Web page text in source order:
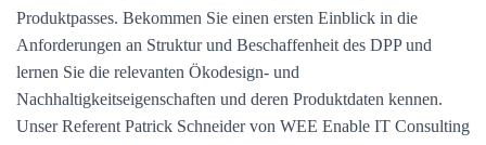
Produktpasses. Bekommen Sie einen ersten Einblick in die
Anforderungen an Struktur und Beschaffenheit des DPP und
lernen Sie die relevanten Ökodesign- und
Nachhaltigkeitseigenschaften und deren Produktdaten kennen.
Unser Referent Patrick Schneider von WEE Enable IT Consulting